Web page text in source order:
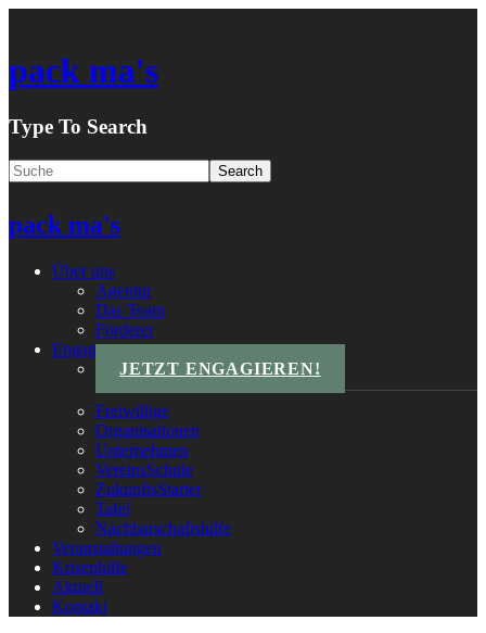
pack ma's
Type To Search
pack ma's
Über uns
Agentur
Das Team
Förderer
Engagements
JETZT ENGAGIEREN!
Freiwillige
Organisationen
Unternehmen
VereinsSchule
ZukunftsStarter
Tafel
Nachbarschaftshilfe
Veranstaltungen
Krisenhilfe
Aktuell
Kontakt